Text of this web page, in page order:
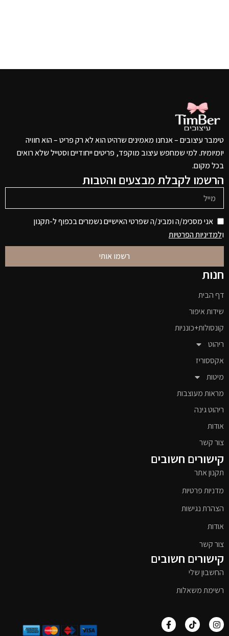
טימבר עיצובים – אנחנו מאמינים שרהיט הוא לא רק פריט – הוא חוויה
יומיומית. למי שמחפש עיצוב מוקפד, פריטים ייחודיים וסטייל שלא רואים
בכל מקום.
הרשמו לקבלת מבצעים והטבות
אני מסכימ/ה ומבינ/ה שפרטי האישיים נשמרים בכפוף ל-תקנון
ולמדיניות הפרטיות
רשמו אותי
חנות
דף הבית
שידות איפור
קונסולות+כונניות
ריהוט
אקססוריז
מיטות
מראות מעוצבות
ריהוט גינה
אודות
צור קשר
קישורים חשובים
תקנון אתר
מדניות פרטיות
הצהרת נגישות
אודות
צור קשר
קישורים חשובים
החשבון שלי
רשימת משאלות